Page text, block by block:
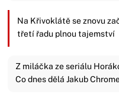
Na Křivoklátě se znovu
třetí řadu plnou tajemství
Z miláčka ze seriálu
Co dnes dělá Jakub